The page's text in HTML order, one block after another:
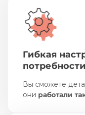
Гибкая
Вы сможете
они работали